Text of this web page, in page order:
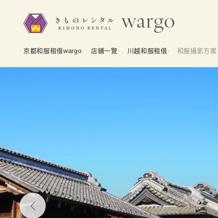
京都和服租借wargo 店鋪一覽 川越和服租借 和服攝影方案